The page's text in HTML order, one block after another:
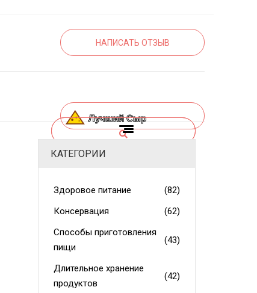
НАПИСАТЬ ОТЗЫВ
КАТЕГОРИИ
Здоровое питание
(82)
Консервация
(62)
Способы приготовления
пищи
(43)
Длительное хранение
продуктов
(42)